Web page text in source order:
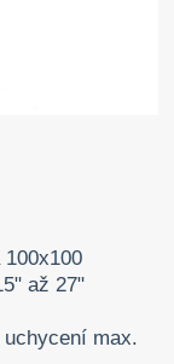
100x100
až 27"
max.